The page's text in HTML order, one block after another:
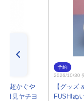
】超かぐや
月見ヤチヨ
予約
2026/10/30
【グッズ
FUSHIぬ